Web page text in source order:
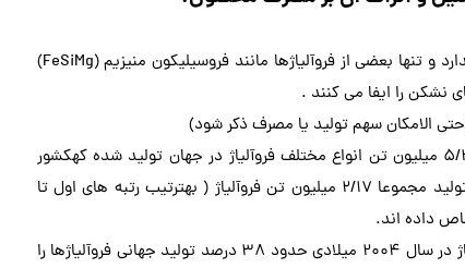
آلیاژ ومواد خاصی برای جایگزینی فروسیلیسیم وجود ندارد و تنها بعضی از فروآلیاژها مانند فروسیلیکون منیزیم (FeSiMg)
نشکن را ایفا می کنند .
الامکان سهم تولید یا مصرف ذکر شود)
طبق گزارشات موجود در سال 2004 میلادی حدود 5/22 میلیون تن انواع مختلف فروآلیاژ در جهان تولید شده کهکشور
چین ، آفریقای جنوبی ، اوکراین ، قزاقستان و نروژ با تولید مجموعا 2/17 میلیون تن فروآلیاژ ( بهترتیب رتبه های اول تا
​​​​​​​کشور چین به تنهایی بیش از 65/8 میلیون تن فروآلیاژ در سال 2004 میلادی حدود 38 درصد تولید جهانی فروآلیاژها را